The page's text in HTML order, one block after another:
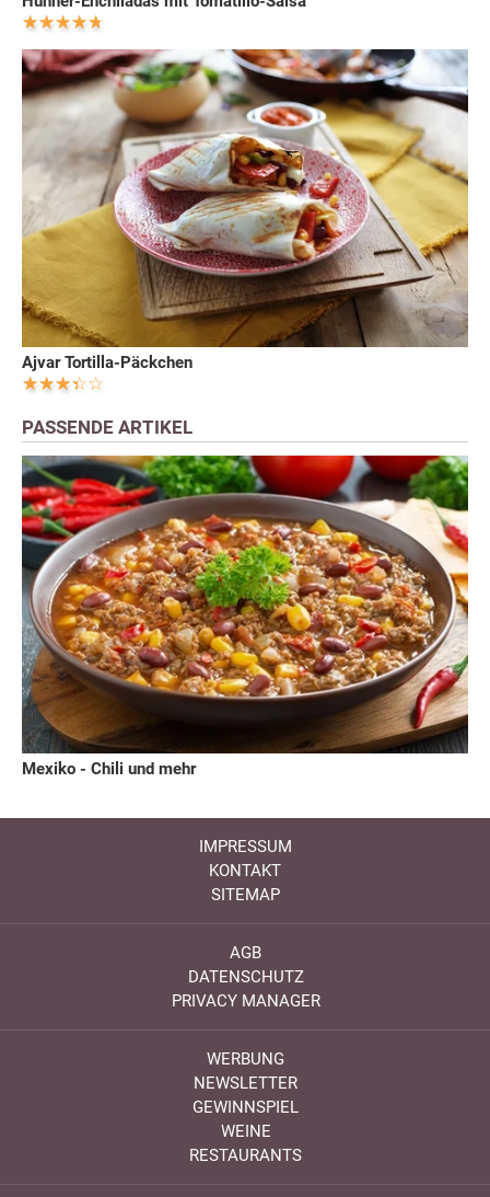
Ajvar Tortilla-Päckchen
PASSENDE ARTIKEL
Mexiko - Chili und mehr
IMPRESSUM
KONTAKT
SITEMAP
AGB
DATENSCHUTZ
PRIVACY MANAGER
WERBUNG
NEWSLETTER
GEWINNSPIEL
WEINE
RESTAURANTS